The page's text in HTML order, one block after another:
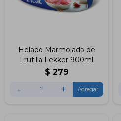
Helado Marmolado de
Frutilla Lekker 900ml
$ 279
- +